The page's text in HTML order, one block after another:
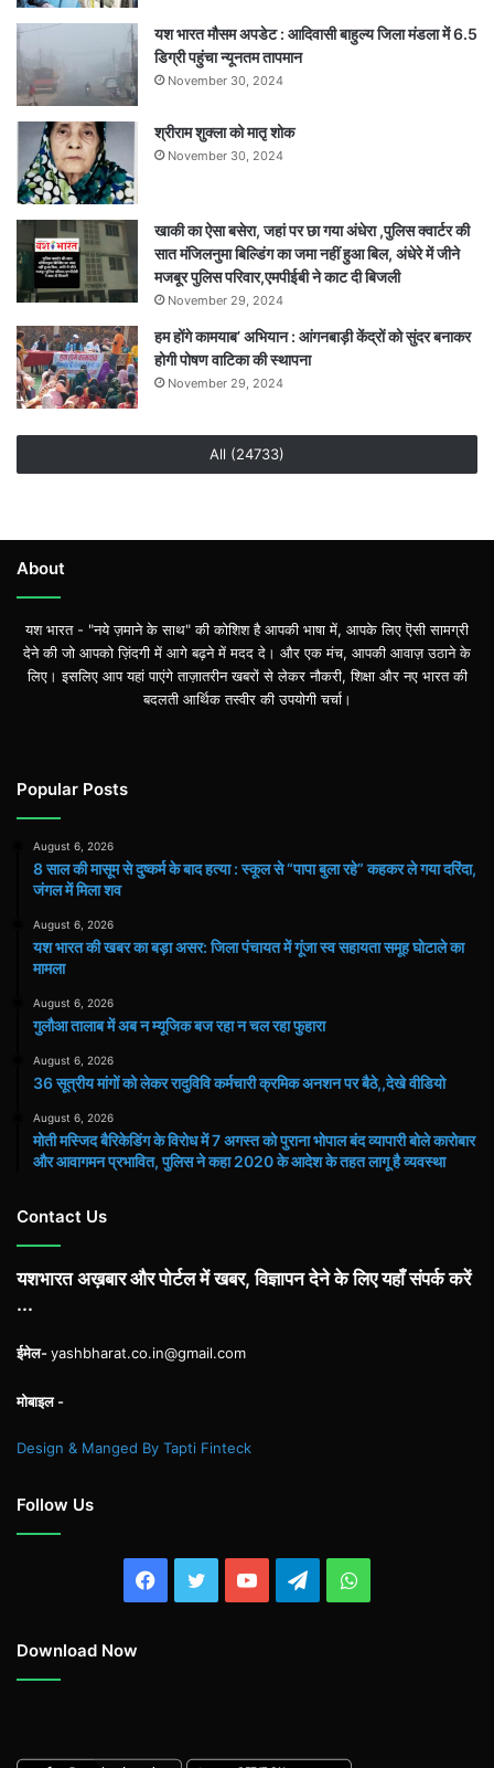
दरिंदा,
जंगल
मिला
शव
यश भारत मौसम अपडेट : आदिवासी बाहुल्य जिला मंडला में 6.5
डिग्री पहुंचा न्यूनतम तापमान
November 30, 2024
श्रीराम शुक्ला को मातृ शोक
November 30, 2024
खाकी का ऐसा बसेरा, जहां पर छा गया अंधेरा ,पुलिस क्वार्टर की
सात मंजिलनुमा बिल्डिंग का जमा नहीं हुआ बिल, अंधेरे में जीने
मजबूर पुलिस परिवार,एमपीईबी ने काट दी बिजली
November 29, 2024
हम होंगे कामयाब’ अभियान : आंगनबाड़ी केंद्रों को सुंदर बनाकर
होगी पोषण वाटिका की स्थापना
November 29, 2024
All (24733)
About
यश भारत - "नये ज़माने के साथ" की कोशिश है आपकी भाषा में, आपके लिए ऎसी सामग्री
देने की जो आपको ज़िंदगी में आगे बढ़ने में मदद दे। और एक मंच, आपकी आवाज़ उठाने के
लिए। इसलिए आप यहां पाएंगे ताज़ातरीन खबरों से लेकर नौकरी, शिक्षा और नए भारत की
बदलती आर्थिक तस्वीर की उपयोगी चर्चा।
Popular Posts
August 6, 2026
8 साल की मासूम से दुष्कर्म के बाद हत्या : स्कूल से “पापा बुला रहे” कहकर ले गया दरिंदा,
जंगल में मिला शव
August 6, 2026
यश भारत की खबर का बड़ा असर: जिला पंचायत में गूंजा स्व सहायता समूह घोटाले का
मामला
August 6, 2026
गुलौआ तालाब में अब न म्यूजिक बज रहा न चल रहा फुहारा
August 6, 2026
36 सूत्रीय मांगों को लेकर रादुविवि कर्मचारी क्रमिक अनशन पर बैठे,,देखे वीडियो
August 6, 2026
मोती मस्जिद बैरिकेडिंग के विरोध में 7 अगस्त को पुराना भोपाल बंद व्यापारी बोले कारोबार
और आवागमन प्रभावित, पुलिस ने कहा 2020 के आदेश के तहत लागू है व्यवस्था
Contact Us
यशभारत अख़बार और पोर्टल में खबर, विज्ञापन देने के लिए यहाँ संपर्क करें
...
ईमेल-yashbharat.co.in@gmail.com
मोबाइल -
Design & Manged By Tapti Finteck
Follow Us
Facebook
TwitterYouTubeTelegramWhatsApp
Download Now